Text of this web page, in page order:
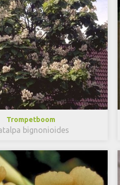
Trompetboom
bignonioides